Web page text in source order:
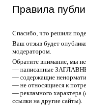
Правила
Спасибо, что решили
Ваш отзыв будет
модератором.
Обратите внимание, мы
— написанные
— содержащие
— не относящиеся к
— рекламного
ссылки на другие сайты).